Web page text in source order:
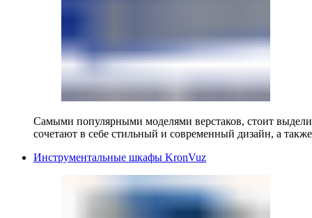
Самыми популярными моделями верстаков, стоит
сочетают в себе стильный и современный дизайн, а
Инструментальные шкафы KronVuz